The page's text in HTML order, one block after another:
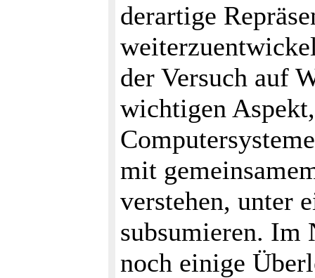
derartige
der Versuch auf
wichtigen
mit
verstehen, unter
subsumieren. Im
noch einige